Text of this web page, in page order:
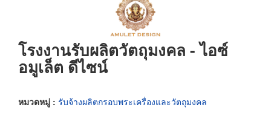
โรงงานรับผลิตวัตถุมงคล - ไอซ์
อมูเล็ต ดีไซน์
หมวดหมู่ : รับจ้างผลิตกรอบพระเครื่องและวัตถุมงคล